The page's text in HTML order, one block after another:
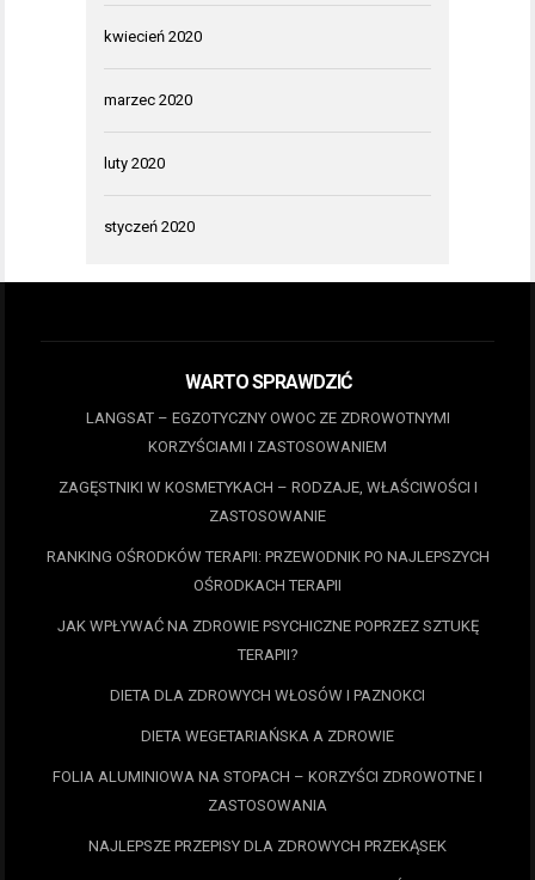
kwiecień 2020
marzec 2020
luty 2020
styczeń 2020
WARTO SPRAWDZIĆ
LANGSAT – EGZOTYCZNY OWOC ZE ZDROWOTNYMI
KORZYŚCIAMI I ZASTOSOWANIEM
ZAGĘSTNIKI W KOSMETYKACH – RODZAJE, WŁAŚCIWOŚCI I
ZASTOSOWANIE
RANKING OŚRODKÓW TERAPII: PRZEWODNIK PO NAJLEPSZYCH
OŚRODKACH TERAPII
JAK WPŁYWAĆ NA ZDROWIE PSYCHICZNE POPRZEZ SZTUKĘ
TERAPII?
DIETA DLA ZDROWYCH WŁOSÓW I PAZNOKCI
DIETA WEGETARIAŃSKA A ZDROWIE
FOLIA ALUMINIOWA NA STOPACH – KORZYŚCI ZDROWOTNE I
ZASTOSOWANIA
NAJLEPSZE PRZEPISY DLA ZDROWYCH PRZEKĄSEK